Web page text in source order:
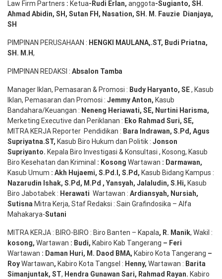
Law Firm Partners : Ketua-Rudi Erlan, anggota-Sugianto, SH.
Ahmad Abidin, SH, Sutan FH, Nasation, SH. M. Fauzie Dianjaya,
SH
PIMPINAN PERUSAHAAN : HENGKI MAULANA,.ST, Budi Priatna,
SH . M.H,
PIMPINAN REDAKSI : Absalon Tamba
Manager Iklan, Pemasaran & Promosi : Budy Haryanto, SE, Kasub
Iklan, Pemasaran dan Promosi : Jemmy Anton, Kasub
Bandahara/Keuangan : Neneng Heriawati, SE, Nurtini Harisma,
Merketing Executive dan Periklanan : Eko Rahmad Suri, SE,
MITRA KERJA Reporter Pendidikan : Bara Indrawan, S.Pd, Agus
Supriyatna.ST, Kasub Biro Hukum dan Politik : Jonson
Supriyanto. Kepala Biro Investigasi & Konsultasi , Kosong, Kasub
Biro Kesehatan dan Kriminal : Kosong Wartawan : Darmawan,
Kasub Umum : Akh Hujaemi, S.Pd.I, S.Pd, Kasub Bidang Kampus :
Nazarudin Ishak, S.Pd, M.Pd , Yansyah, Jalaludin, S.Hi, Kasub
Biro Jabotabek : Herawati Wartawan : Ardiansyah, Nursiah,
Sutisna Mitra Kerja, Staf Redaksi : Sain Grafindosika – Alfa
Mahakarya-Sutani
MITRA KERJA : BIRO-BIRO : Biro Banten – Kapala, R. Manik, Wakil :
kosong, Wartawan : Budi, Kabiro Kab Tangerang – Feri
Wartawan : Daman Huri, M. Daod BMA, Kabiro Kota Tangerang –
RoyWartawan, Kabiro Kota Tangsel : Henny, Wartawan : Barita
Simanjuntak, ST, Hendra Gunawan Sari, Rahmad Rayan. Kabiro